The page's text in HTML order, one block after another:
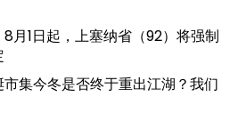
月1日起，上塞纳省（92）将强制
集今冬是否终于重出江湖？我们